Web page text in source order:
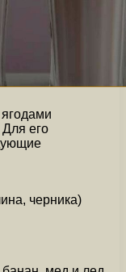
его
черника)